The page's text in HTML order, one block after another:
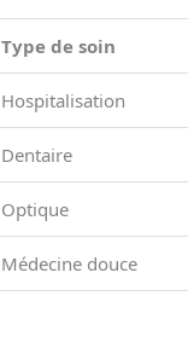
Type de soin
Hospitalisation
Dentaire
Optique
Médecine douce